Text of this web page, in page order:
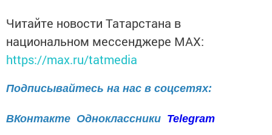
Читайте новости Татарстана в
национальном мессенджере MАХ:
https://max.ru/tatmedia
Подписывайтесь на нас в соцсетях:
ВКонтакте Одноклассники Telegram